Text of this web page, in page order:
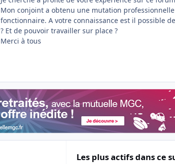
Mon conjoint a obtenu une mutation
fonctionnaire. A votre connaissance est il possible
? Et de pouvoir travailler sur place ?
Merci à tous
Les plus actifs dans ce